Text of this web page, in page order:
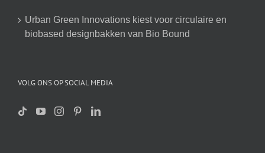
Urban Green Innovations kiest voor circulaire en
biobased designbakken van Bio Bound
VOLG ONS OP SOCIAL MEDIA